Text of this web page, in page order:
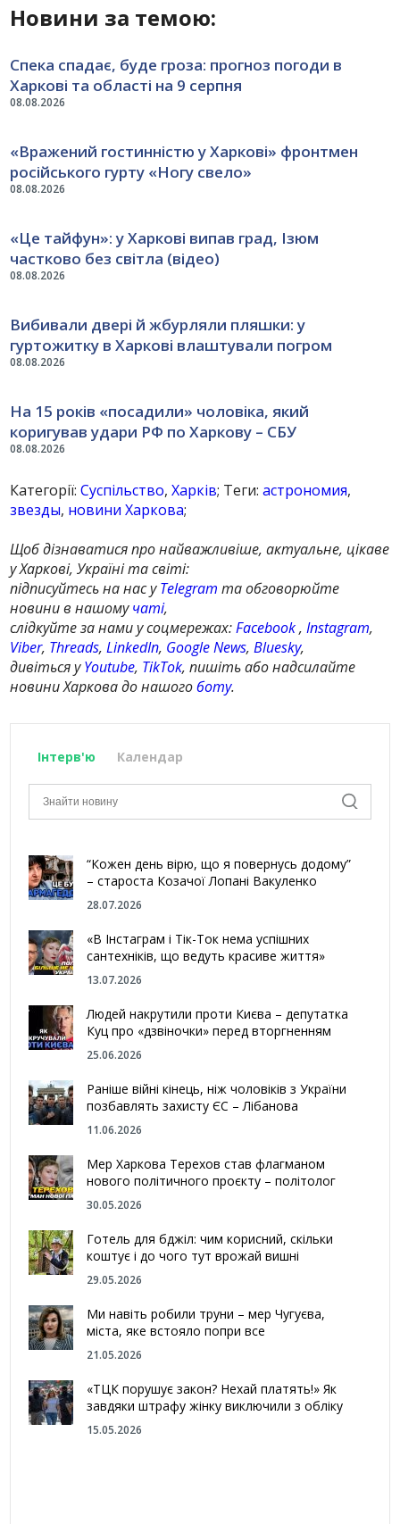
Новини за темою:
08.08.2026
Спека спадає, буде гроза: прогноз погоди в
Харкові та області на 9 серпня
08.08.2026
«Вражений гостинністю у Харкові» фронтмен
російського гурту «Ногу свело»
08.08.2026
«Це тайфун»: у Харкові випав град, Ізюм
частково без світла (відео)
08.08.2026
Вибивали двері й жбурляли пляшки: у
гуртожитку в Харкові влаштували погром
08.08.2026
На 15 років «посадили» чоловіка, який
коригував удари РФ по Харкову – СБУ
Категорії:Суспільство,Харків; Теги:астрономия,
звезды, новини Харкова;
Щоб дізнаватися про найважливіше, актуальне, цікаве
у Харкові, Україні та світі:
підписуйтесь на нас уTelegram та обговорюйте
новини в нашомучаті,
слідкуйте за нами у соцмережах:Facebook,Instagram,
Viber, Threads,LinkedIn, Google News,Bluesky,
дивіться уYoutube, TikTok, пишіть або надсилайте
новини Харкова до нашогоботу.
Інтерв'ю Календар
“Кожен день вірю, що я повернусь додому”
– староста Козачої Лопані Вакуленко
28.07.2026
«В Інстаграм і Тік-Ток нема успішних
сантехніків, що ведуть красиве життя»
13.07.2026
Людей накрутили проти Києва – депутатка
Куц про «дзвіночки» перед вторгненням
25.06.2026
Раніше війні кінець, ніж чоловіків з України
позбавлять захисту ЄС – Лібанова
11.06.2026
Мер Харкова Терехов став флагманом
нового політичного проєкту – політолог
30.05.2026
Готель для бджіл: чим корисний, скільки
коштує і до чого тут врожай вишні
29.05.2026
Ми навіть робили труни – мер Чугуєва,
міста, яке встояло попри все
21.05.2026
«ТЦК порушує закон? Нехай платять!» Як
завдяки штрафу жінку виключили з обліку
15.05.2026